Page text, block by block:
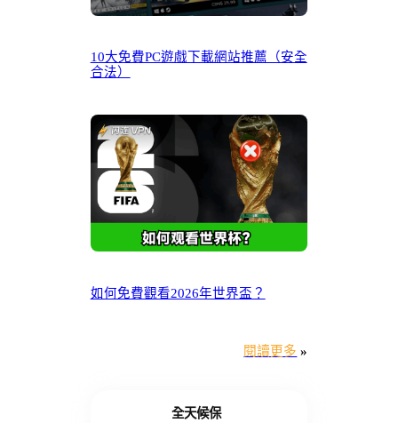
10大免費PC遊戲下載網站推薦（安全
合法）
如何免費觀看2026年世界盃？
閱讀更多 »
全天候保